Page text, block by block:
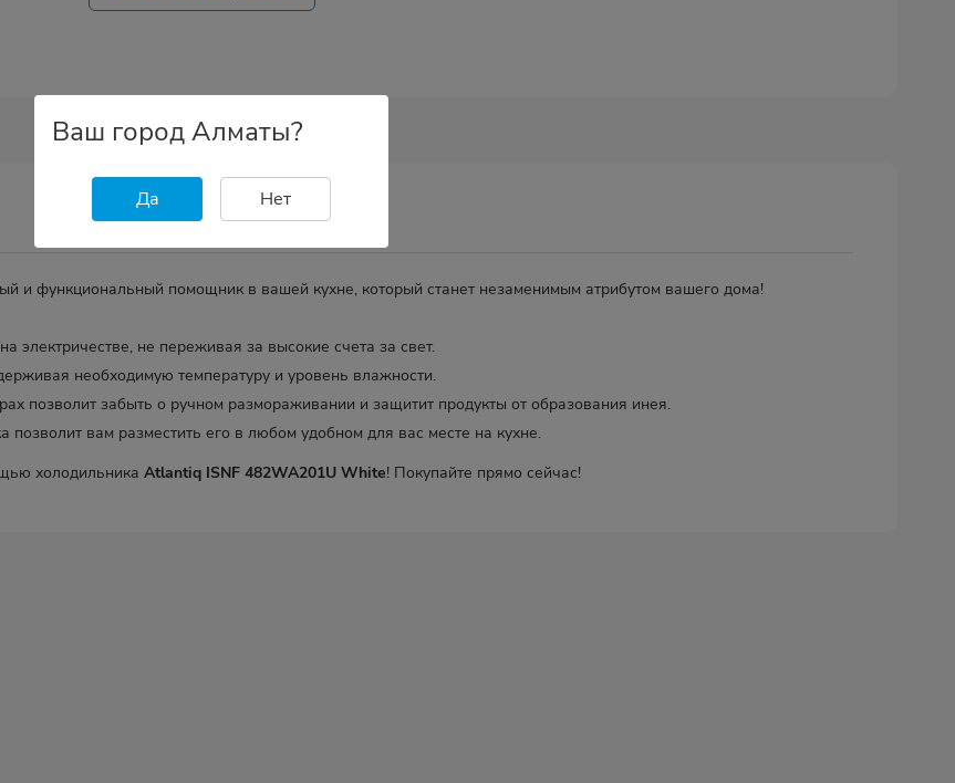
и функциональный помощник в вашей кухне, который станет незаменимым атрибутом вашего дома!
электричестве, не переживая за высокие счета за свет.
необходимую температуру и уровень влажности.
позволит забыть о ручном размораживании и защитит продукты от образования инея.
позволит вам разместить его в любом удобном для вас месте на кухне.
холодильника Atlantiq ISNF 482WA201U White! Покупайте прямо сейчас!
Ваш город Алматы?
Да Нет